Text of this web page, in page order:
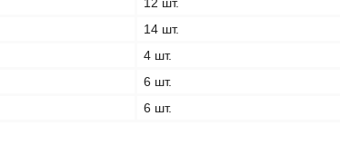
14 шт.
4 шт.
6 шт.
6 шт.